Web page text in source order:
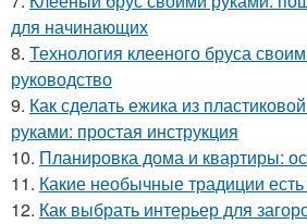
для начинающих
8. Технология клееного бруса
руководство
9. Как сделать ежика из
руками: простая инструкция
10. Планировка дома и квартиры:
11. Какие необычные традиции
12. Как выбрать интерьер для